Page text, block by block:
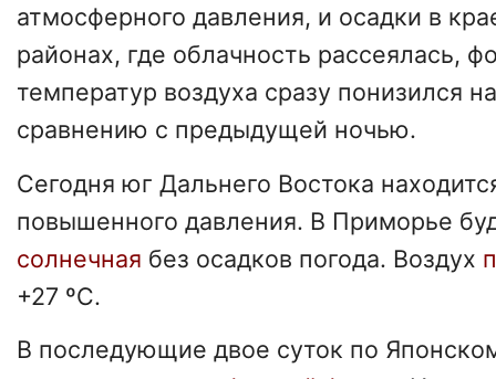
атмосферного давления, и осадки в
районах, где облачность рассеялась,
температур воздуха сразу понизился
сравнению с предыдущей ночью.
Сегодня юг Дальнего Востока
повышенного давления. В Приморье
солнечная без осадков погода. Воздух
+27 ºС.
В последующие двое суток по